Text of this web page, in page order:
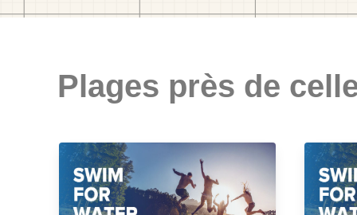
Plages près de